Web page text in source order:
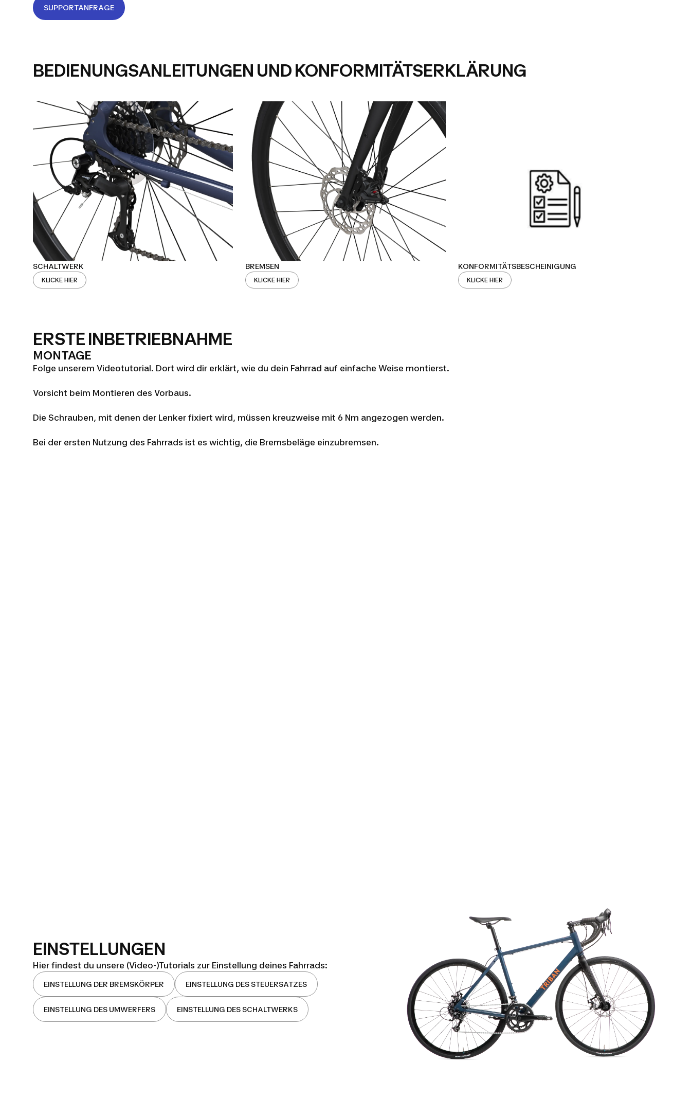
SUPPORTANFRAGE
BEDIENUNGSANLEITUNGEN UND KONFORMITÄTSERKLÄRUNG
SCHALTWERK
KLICKE HIER
BREMSEN
KLICKE HIER
KONFORMITÄTSBESCHEINIGUNG
KLICKE HIER
ERSTE INBETRIEBNAHME
MONTAGE
Folge unserem Videotutorial. Dort wird dir erklärt, wie du dein Fahrrad auf einfache Weise montierst.
Vorsicht beim Montieren des Vorbaus.
Die Schrauben, mit denen der Lenker fixiert wird, müssen kreuzweise mit 6 Nm angezogen werden.
Bei der ersten Nutzung des Fahrrads ist es wichtig, die Bremsbeläge einzubremsen.
EINSTELLUNGEN
Hier findest du unsere (Video-)Tutorials zur Einstellung deines Fahrrads:
EINSTELLUNG DER BREMSKÖRPER EINSTELLUNG DES STEUERSATZES
EINSTELLUNG DES UMWERFERS EINSTELLUNG DES SCHALTWERKS